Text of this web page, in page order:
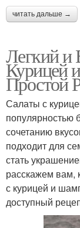
читать дальше →
Легкий и
Курицей
Простой
Салаты с
популярностью
сочетанию
подходит для
стать
расскажем вам,
с курицей и
доступный